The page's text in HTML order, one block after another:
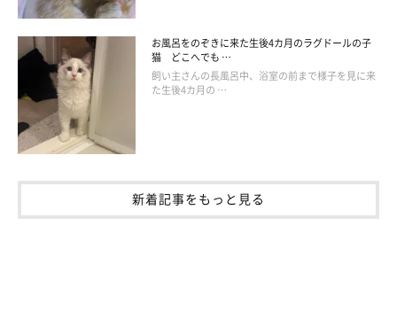
お風呂をのぞきに来た生後4カ月のラグドールの子
猫 どこへでも …
飼い主さんの長風呂中、浴室の前まで様子を見に来
た生後4カ月の …
新着記事をもっと見る